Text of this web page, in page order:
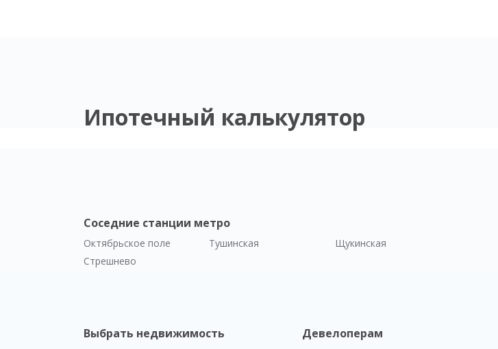
Ипотечный калькулятор
Соседние станции метро
Октябрьское поле Тушинская
Щукинская
Стрешнево
Выбрать недвижимость Девелоперам